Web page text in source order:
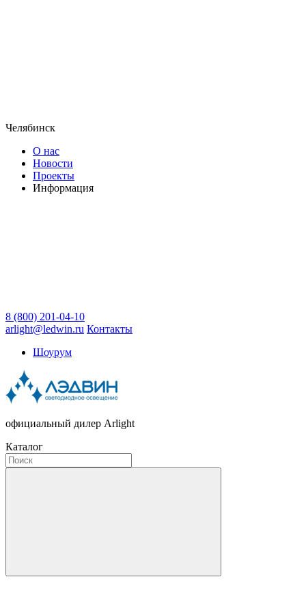
Челябинск
О нас
Новости
Проекты
Информация
8 (800) 201-04-10
arlight@ledwin.ru Контакты
Шоурум
официальный дилер Arlight
Каталог